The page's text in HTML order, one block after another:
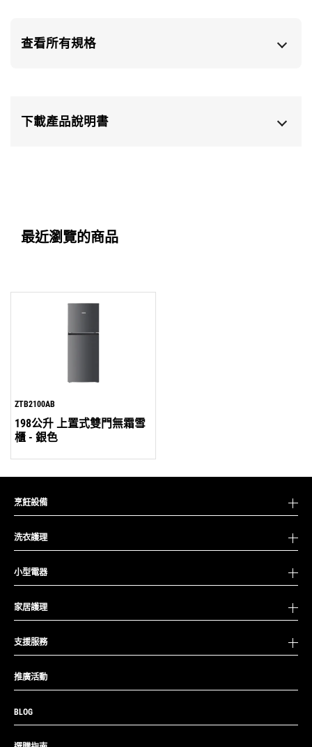
查看所有規格
下載產品說明書
最近瀏覽的商品
ZTB2100AB
198公升 上置式雙門無霜雪
櫃 - 銀色
烹飪設備
洗衣護理
小型電器
家居護理
支援服務
推廣活動
BLOG